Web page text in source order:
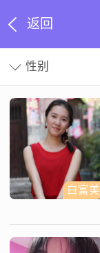
返回
性别
白富美